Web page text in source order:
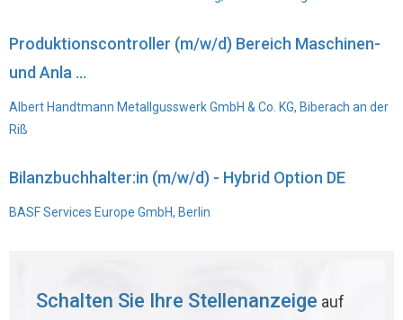
Produktionscontroller (m/w/d) Bereich Maschinen-
und Anla ...
Albert Handtmann Metallgusswerk GmbH & Co. KG, Biberach an der
Riß
Bilanzbuchhalter:in (m/w/d) - Hybrid Option DE
BASF Services Europe GmbH, Berlin
Schalten Sie Ihre Stellenanzeige auf